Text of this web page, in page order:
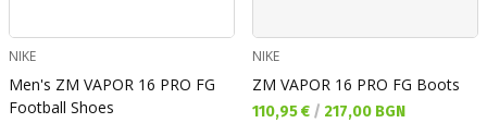
NIKE
Men's ZM VAPOR 16 PRO FG
Football Shoes
NIKE
ZM VAPOR 16 PRO FG Boots
Текуща цена:
110,95 € / 217,00 BGN